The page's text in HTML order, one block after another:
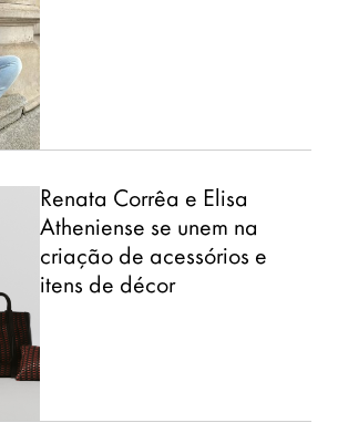
Renata Corrêa e Elisa
Atheniense se unem na
criação de acessórios e
itens de décor